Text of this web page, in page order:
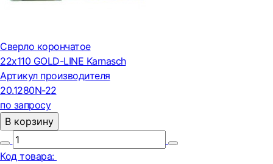
Сверло корончатое
22х110 GOLD-LINE Karnasch
Артикул производителя
20.1280N-22
по запросу
В корзину
Код товара: